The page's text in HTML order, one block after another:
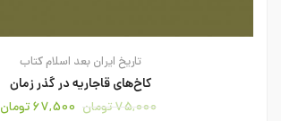
تاریخ ایران بعد اسلام کتاب
کاخ‌های قاجاریه در گذر زمان
75,000تومان 67,500تومان